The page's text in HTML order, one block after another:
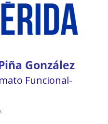
González
Funcional-